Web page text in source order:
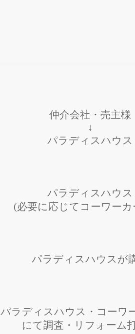
仲介会社・売主様
↓
パラディスハウス
パラディスハウス
(必要に応じてコーワーカ
パラディスハウスが
パラディスハウス・コーワ
にて調査・リフォーム